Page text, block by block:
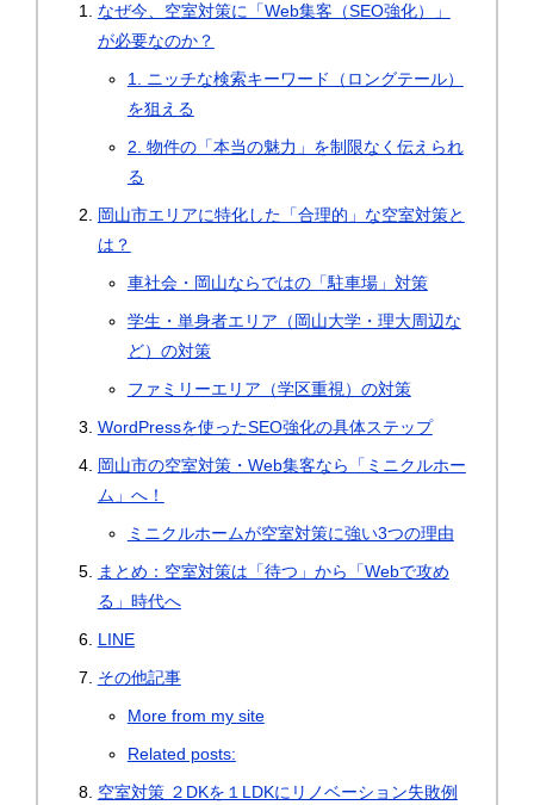
なぜ今、空室対策に「Web集客（SEO強化）」
が必要なのか？
1. ニッチな検索キーワード（ロングテール）
を狙える
2. 物件の「本当の魅力」を制限なく伝えられ
る
岡山市エリアに特化した「合理的」な空室対策と
は？
車社会・岡山ならではの「駐車場」対策
学生・単身者エリア（岡山大学・理大周辺な
ど）の対策
ファミリーエリア（学区重視）の対策
WordPressを使ったSEO強化の具体ステップ
岡山市の空室対策・Web集客なら「ミニクルホー
ム」へ！
ミニクルホームが空室対策に強い3つの理由
まとめ：空室対策は「待つ」から「Webで攻め
る」時代へ
LINE
その他記事
More from my site
Related posts:
空室対策 ２DKを１LDKにリノベーション失敗例